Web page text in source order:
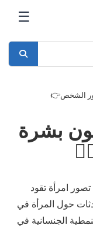
☰
الشخص
بشرة
امرأة تقود
حول المرأة في
الجنسانية في